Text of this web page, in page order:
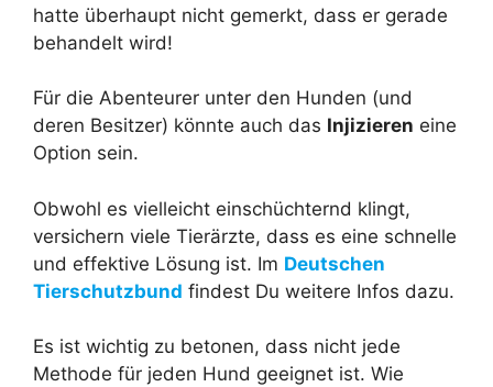
hatte überhaupt nicht gemerkt, dass er gerade
behandelt wird!
Für die Abenteurer unter den Hunden (und
deren Besitzer) könnte auch das Injizieren eine
Option sein.
Obwohl es vielleicht einschüchternd klingt,
versichern viele Tierärzte, dass es eine schnelle
und effektive Lösung ist. Im Deutschen
Tierschutzbund findest Du weitere Infos dazu.
Es ist wichtig zu betonen, dass nicht jede
Methode für jeden Hund geeignet ist. Wie